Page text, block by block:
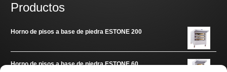
Productos
Horno de pisos a base de piedra ESTONE 200
Horno de pisos a base de piedra ESTONE 60